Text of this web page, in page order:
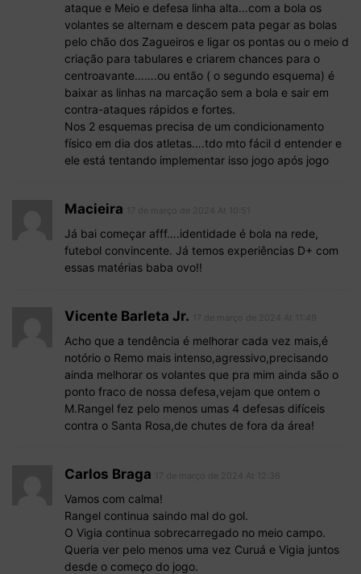
ataque e Meio e defesa linha alta…com a bola os
volantes se alternam e descem pata pegar as bolas
pelo chão dos Zagueiros e ligar os pontas ou o meio d
criação para tabulares e criarem chances para o
centroavante…….ou então ( o segundo esquema) é
baixar as linhas na marcação sem a bola e sair em
contra-ataques rápidos e fortes.
Nos 2 esquemas precisa de um condicionamento
físico em dia dos atletas….tdo mto fácil d entender e
ele está tentando implementar isso jogo após jogo
Macieira
Já bai começar afff….identidade é bola na rede,
futebol convincente. Já temos experiências D+ com
essas matérias baba ovo!!
Vicente Barleta Jr.
Acho que a tendência é melhorar cada vez mais,é
notório o Remo mais intenso,agressivo,precisando
ainda melhorar os volantes que pra mim ainda são o
ponto fraco de nossa defesa,vejam que ontem o
M.Rangel fez pelo menos umas 4 defesas difíceis
contra o Santa Rosa,de chutes de fora da área!
Carlos Braga
Vamos com calma!
Rangel continua saindo mal do gol.
O Vigia continua sobrecarregado no meio campo.
Queria ver pelo menos uma vez Curuá e Vigia juntos
desde o começo do jogo.